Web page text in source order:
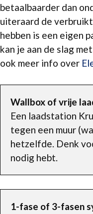
betaalbaarder dan
uiteraard de
hebben is een eigen
kan je aan de slag
ook meer info over
Wallbox of vrije
Een laadstation
tegen een muur
hetzelfde. Denk
nodig hebt.
1-fase of 3-fasen